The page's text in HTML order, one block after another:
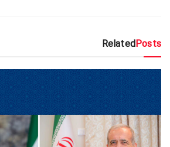
RelatedPosts